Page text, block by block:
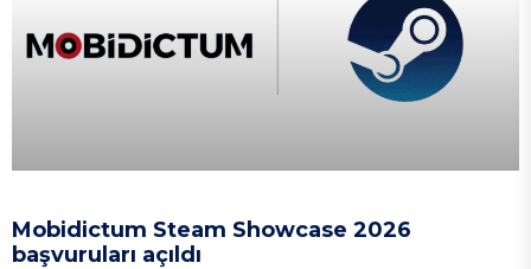
Mobidictum Steam Showcase 2026
başvuruları açıldı